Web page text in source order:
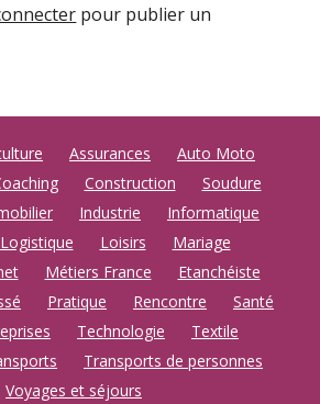
pour publier un
Assurances
Auto Moto
Construction
Soudure
Industrie
Informatique
Logistique Loisirs
Mariage
Métiers France
Etanchéiste
Pratique Rencontre
Santé
Technologie
Textile
Transports de personnes
Voyages et séjours